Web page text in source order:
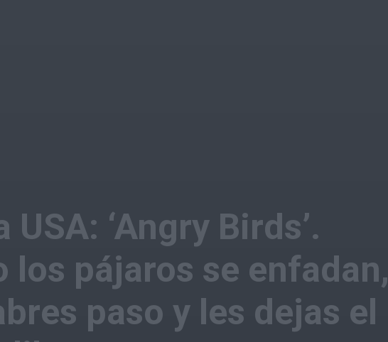
USA: ‘Angry Birds’.
los pájaros se enfadan,
paso y les dejas el